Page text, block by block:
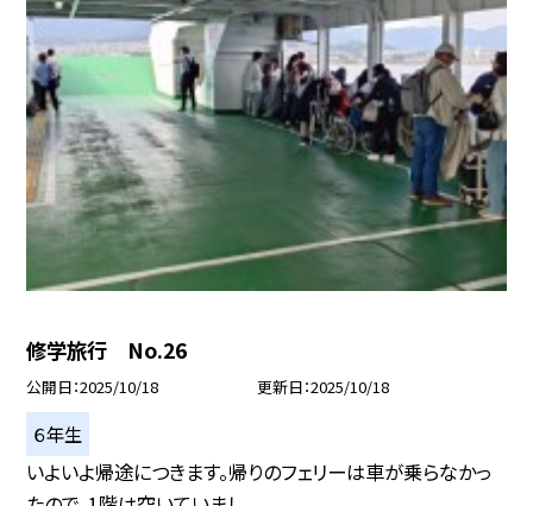
修学旅行 No.26
公開日 2025/10/18 更新日 2025/10/18
６年生
いよいよ帰途につきます。帰りのフェリーは車が乗らなかっ